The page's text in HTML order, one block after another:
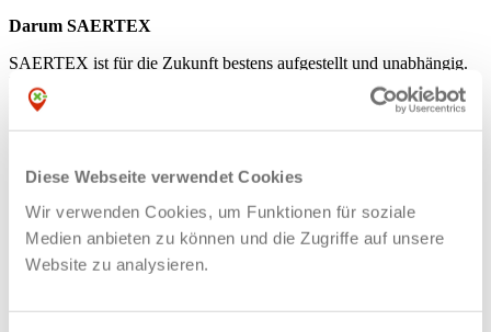
Diese Webseite verwendet Cookies
Wir verwenden Cookies, um Funktionen für soziale
Medien anbieten zu können und die Zugriffe auf unsere
Website zu analysieren.
Darum SAERTEX
SAERTEX ist für die Zukunft bestens aufgestellt und unabhängig.
Die starke Position am Markt wird durch die enorme
Innovationskraft der SAERTEX-Gruppe sichergestellt. Komm zur
Imagevideo von multiCom
Link
Industriekaufmann (m/w/d)